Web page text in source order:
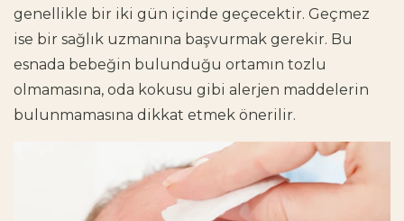
genellikle bir iki gün içinde geçecektir. Geçmez
ise bir sağlık uzmanına başvurmak gerekir. Bu
esnada bebeğin bulunduğu ortamın tozlu
olmamasına, oda kokusu gibi alerjen maddelerin
bulunmamasına dikkat etmek önerilir.